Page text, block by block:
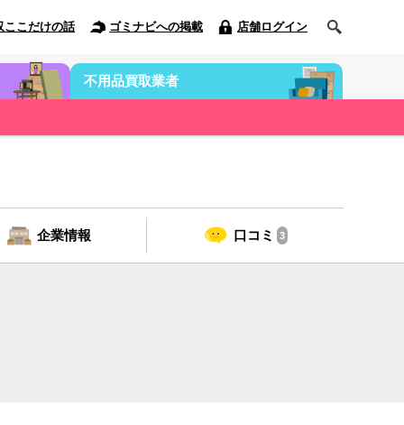
ここだけの話 ゴミナビへの掲載 店舗ログイン
不用品買取業者
企業情報 口コミ 3